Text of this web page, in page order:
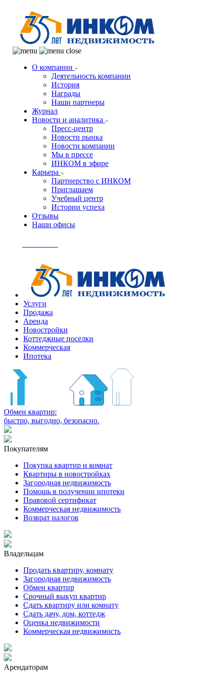
О компании
Деятельность компании
История
Награды
Наши партнеры
Журнал
Новости и аналитика
Пресс-центр
Новости рынка
Новости компании
Мы в прессе
ИНКОМ в эфире
Карьера
Партнерство с ИНКОМ
Приглашаем
Учебный центр
Истории успеха
Отзывы
Наши офисы
Услуги
Продажа
Аренда
Новостройки
Коттеджные поселки
Коммерческая
Ипотека
Обмен квартир:
быстро, выгодно, безопасно.
Покупателям
Покупка квартир и комнат
Квартиры в новостройках
Загородная недвижимость
Помощь в получении ипотеки
Правовой сертификат
Коммерческая недвижимость
Возврат налогов
Владельцам
Продать квартиру, комнату
Загородная недвижимость
Обмен квартир
Срочный выкуп квартир
Сдать квартиру или комнату
Сдать дачу, дом, коттедж
Оценка недвижимости
Коммерческая недвижимость
Арендаторам